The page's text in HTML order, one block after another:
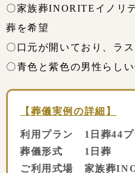
〇家族葬INORITEイノリ
葬を希望
〇口元が開いており、ラ
〇青色と紫色の男性らし
【葬儀実例の詳細】
利用プラン 1日葬44プ
葬儀形式 1日葬
ご利用式場 家族葬